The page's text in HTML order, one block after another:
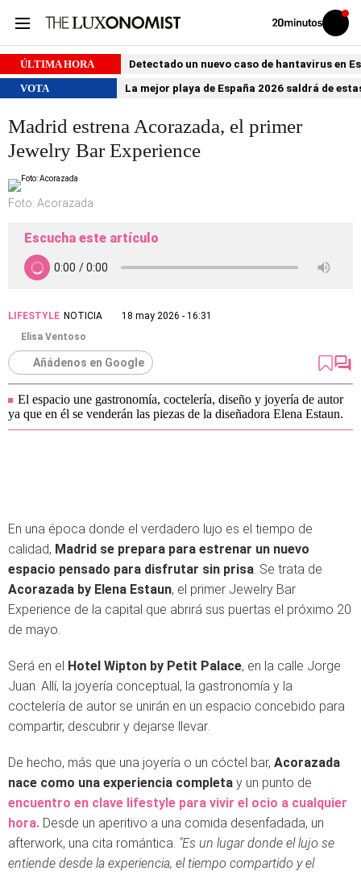
Volver
Iniciar
sesión
ÚLTIMA HORA
Detectado un nuevo caso de hantavirus en
VOTA
La mejor playa de España 2026 saldrá de
Madrid estrena Acorazada, el primer
Jewelry Bar Experience
Foto: Acorazada
Escucha este artículo
LIFESTYLE NOTICIA
18 may 2026 - 16:31
Elisa Ventoso
Añádenos en Google
El espacio une gastronomía, coctelería, diseño y joyería de autor
ya que en él se venderán las piezas de la diseñadora Elena Estaun.
En una época donde el verdadero lujo es el tiempo de
calidad, Madrid se prepara para estrenar un nuevo
espacio pensado para disfrutar sin prisa. Se trata de
Acorazada by Elena Estaun, el primer Jewelry Bar
Experience de la capital que abrirá sus puertas el próximo 20
de mayo.
Será en el Hotel Wipton by Petit Palace, en la calle Jorge
Juan. Allí, la joyería conceptual, la gastronomía y la
coctelería de autor se unirán en un espacio concebido para
compartir, descubrir y dejarse llevar.
De hecho, más que una joyería o un cóctel bar, Acorazada
nace como una experiencia completa y un punto de
encuentro en clave lifestyle para vivir el ocio a cualquier
hora. Desde un aperitivo a una comida desenfadada, un
afterwork, una cita romántica. "Es un lugar donde el lujo se
entiende desde la experiencia, el tiempo compartido y el